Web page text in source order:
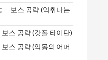
– 보스 공략 (악취나는
스 공략 (갓폴 타이탄)
스 공략 (악몽의 어머